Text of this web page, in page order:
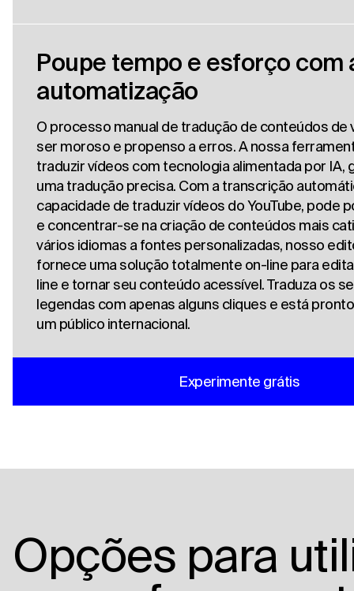
Poupe tempo e esforço com
automatização
O processo manual de tradução de conteúdos de
ser moroso e propenso a erros. A nossa
traduzir vídeos com tecnologia alimentada por IA,
uma tradução precisa. Com a transcrição
capacidade de traduzir vídeos do YouTube, pode
e concentrar-se na criação de conteúdos mais
vários idiomas a fontes personalizadas, nosso
fornece uma solução totalmente on-line para
line e tornar seu conteúdo acessível. Traduza os
legendas com apenas alguns cliques e está
um público internacional.
Experimente grátis
Opções para